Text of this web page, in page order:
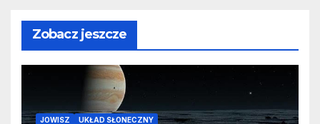
Zobacz jeszcze
JOWISZ UKŁAD SŁONECZNY